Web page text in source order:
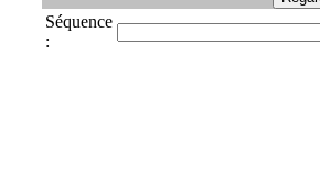
Séquence
: